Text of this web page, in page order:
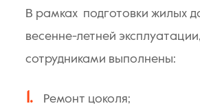
В рамках подготовки жилых
весенне-летней
сотрудниками выполнены:
Ремонт цоколя;